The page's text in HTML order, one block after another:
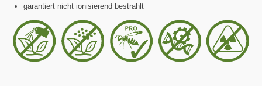
garantiert nicht ionisierend bestrahlt